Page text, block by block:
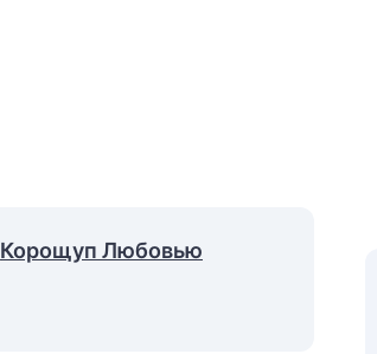
Корощуп Любовью